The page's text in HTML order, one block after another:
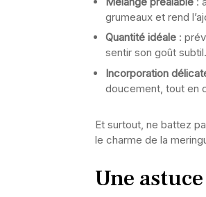
grumeaux et rend
Quantité idéale :
sentir son goût subtil.
Incorporation
doucement, tout en
Et surtout, ne battez
le charme de la
Une